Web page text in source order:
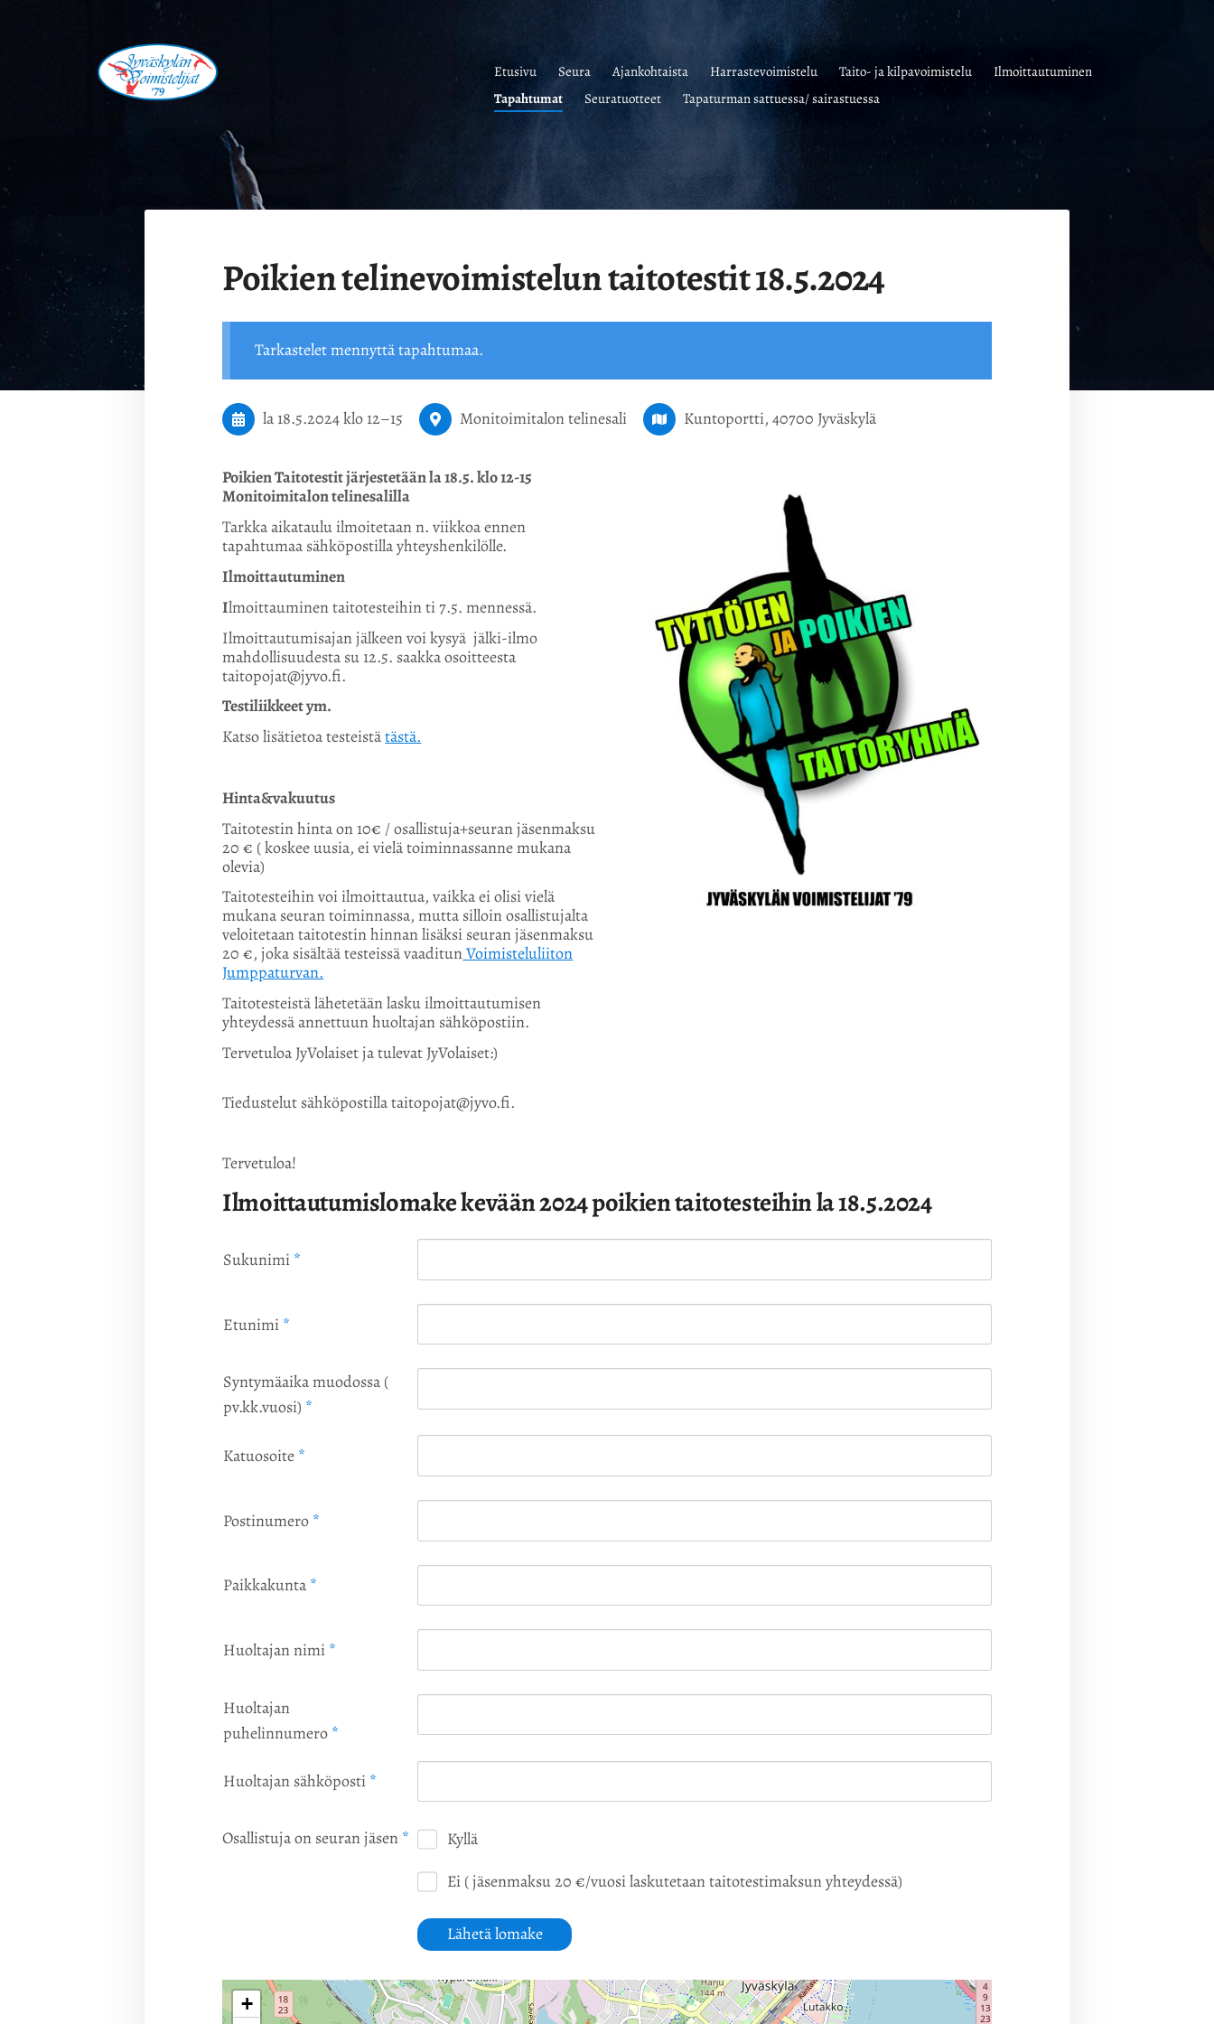
Jyväskylän Voimistelijat '79 ry. Etusivu Seura Ajankohtaista Harrastevoimistelu Taito- ja kilpavoimistelu
Ilmoittautuminen
Tapahtumat
Seuratuotteet Tapaturman sattuessa/ sairastuessa
Poikien telinevoimistelun taitotestit 18.5.2024
Tarkastelet mennyttä tapahtumaa.
la 18.5.2024klo 12–15 Monitoimitalon telinesali Kuntoportti, 40700 Jyväskylä
Poikien Taitotestit järjestetään la 18.5. klo 12-15
Monitoimitalon telinesalilla
Tarkka aikataulu ilmoitetaan n. viikkoa ennen
tapahtumaa sähköpostilla yhteyshenkilölle.
Ilmoittautuminen
Ilmoittauminen taitotesteihin ti 7.5. mennessä.
Ilmoittautumisajan jälkeen voi kysyä jälki-ilmo
mahdollisuudesta su 12.5. saakka osoitteesta
taitopojat@jyvo.fi.
Testiliikkeet ym.
Katso lisätietoa testeistätästä.
Hinta&vakuutus
Taitotestin hinta on 10€ / osallistuja+seuran jäsenmaksu
20 € ( koskee uusia, ei vielä toiminnassanne mukana
olevia)
Taitotesteihin voi ilmoittautua, vaikka ei olisi vielä
mukana seuran toiminnassa, mutta silloin osallistujalta
veloitetaan taitotestin hinnan lisäksi seuran jäsenmaksu
20 €, joka sisältää testeissä vaaditunVoimisteluliiton
Jumppaturvan.
Taitotesteistä lähetetään lasku ilmoittautumisen
yhteydessä annettuun huoltajan sähköpostiin.
Tervetuloa JyVolaiset ja tulevat JyVolaiset:)
Tiedustelut sähköpostilla taitopojat@jyvo.fi.
Tervetuloa!
Ilmoittautumislomake kevään 2024 poikien taitotesteihin la 18.5.2024
Sukunimi *
Etunimi *
Syntymäaika muodossa (
pv.kk.vuosi) *
Katuosoite *
Postinumero *
Paikkakunta *
Huoltajan nimi *
Huoltajan
puhelinnumero *
Huoltajan sähköposti *
Osallistuja on seuran jäsen *
Kyllä
Ei ( jäsenmaksu 20 €/vuosi laskutetaan taitotestimaksun yhteydessä)
Lähetä lomake
+